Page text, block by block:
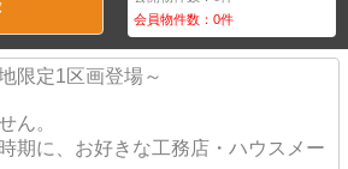
会員物件数：0件
限定1区画登場～
ん。
期に、お好きな工務店・ハウスメー